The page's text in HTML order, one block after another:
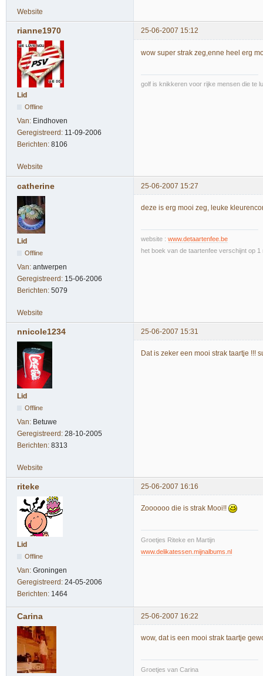
Website
rianne1970 25-06-2007 15:12
Lid
Offline
Van: Eindhoven
Geregistreerd: 11-09-2006
Berichten: 8106
wow super strak zeg,enne heel erg
golf is knikkeren voor rijke mensen die te
Website
catherine 25-06-2007 15:27
Lid
Offline
Van: antwerpen
Geregistreerd: 15-06-2006
Berichten: 5079
deze is erg mooi zeg, leuke
website : www.detaartenfee.be
het boek van de taartenfee verschijnt op 1
Website
nnicole1234 25-06-2007 15:31
Lid
Offline
Van: Betuwe
Geregistreerd: 28-10-2005
Berichten: 8313
Dat is zeker een mooi strak taartje !!!
Website
riteke 25-06-2007 16:16
Lid
Offline
Van: Groningen
Geregistreerd: 24-05-2006
Berichten: 1464
Zoooooo die is strak Mooi!!
Groetjes Riteke en Martijn
www.delikatessen.mijnalbums.nl
Carina 25-06-2007 16:22
wow, dat is een mooi strak taartje
Groetjes van Carina